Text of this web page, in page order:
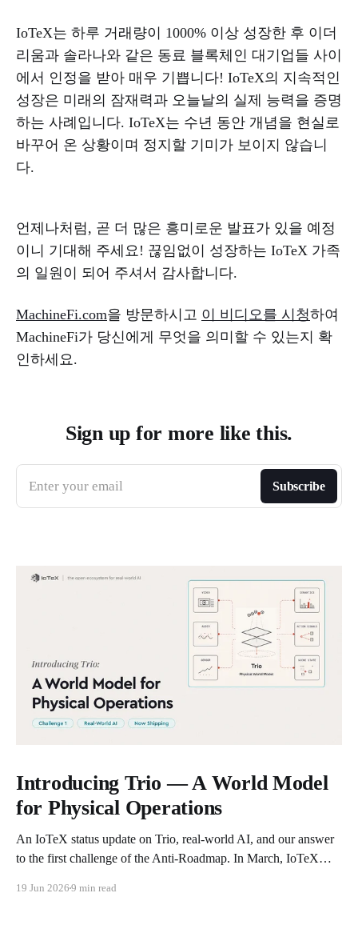
IoTeX는 하루 거래량이 1000% 이상 성장한 후 이더
리움과 솔라나와 같은 동료 블록체인 대기업들 사이
에서 인정을 받아 매우 기쁩니다! IoTeX의 지속적인
성장은 미래의 잠재력과 오늘날의 실제 능력을 증명
하는 사례입니다. IoTeX는 수년 동안 개념을 현실로
바꾸어 온 상황이며 정지할 기미가 보이지 않습니
다.
언제나처럼, 곧 더 많은 흥미로운 발표가 있을 예정
이니 기대해 주세요! 끊임없이 성장하는 IoTeX 가족
의 일원이 되어 주셔서 감사합니다.
MachineFi.com을 방문하시고 이 비디오를 시청하여
MachineFi가 당신에게 무엇을 의미할 수 있는지 확
인하세요.
Sign up for more like this.
Enter your email Subscribe
Introducing Trio — A World Model
for Physical Operations
An IoTeX status update on Trio, real-world AI, and our answer
to the first challenge of the Anti-Roadmap. In March, IoTeX
19 Jun 2026 9 min read